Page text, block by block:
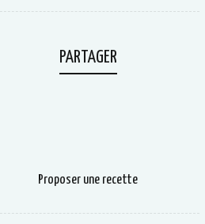
PARTAGER
Proposer une recette